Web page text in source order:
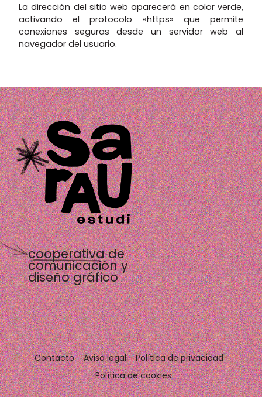
La dirección del sitio web aparecerá en color verde,
activando el protocolo «https» que permite
conexiones seguras desde un servidor web al
navegador del usuario.
cooperativa de
comunicación y
diseño gráfico
Contacto Aviso legal
Política de privacidad
Política de cookies